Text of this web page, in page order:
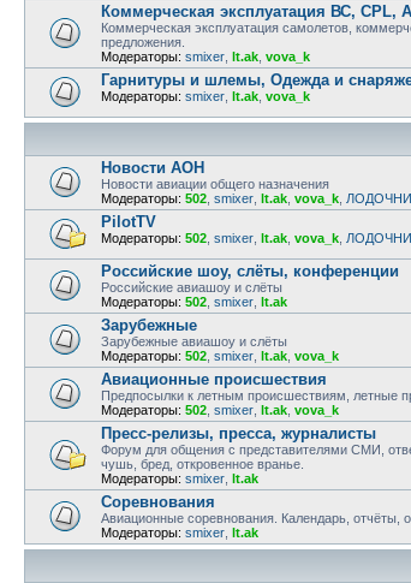
Коммерческая эксплуатация ВС, CPL,
Коммерческая эксплуатация самолетов,
предложения.
Модераторы: smixer lt.ak vova_k
Гарнитуры и шлемы, Одежда и
Модераторы: smixer lt.ak vova_k
Новости АОН
Новости авиации общего назначения
Модераторы: 502 smixer lt.ak vova_k
PilotTV
Модераторы: 502 smixer lt.ak vova_k
Российские шоу, слёты, конференции
Российские авиашоу и слёты
Модераторы: 502 smixer lt.ak
Зарубежные
Зарубежные авиашоу и слёты
Модераторы: 502 smixer lt.ak vova_k
Авиационные происшествия
Предпосылки к летным происшествиям, летные
Модераторы: 502 smixer lt.ak vova_k
Пресс-релизы, пресса, журналисты
Форум для общения с представителями СМИ,
чушь, бред, откровенное вранье.
Модераторы: smixer lt.ak
Соревнования
Авиационные соревнования. Календарь, отчёты,
Модераторы: smixer lt.ak